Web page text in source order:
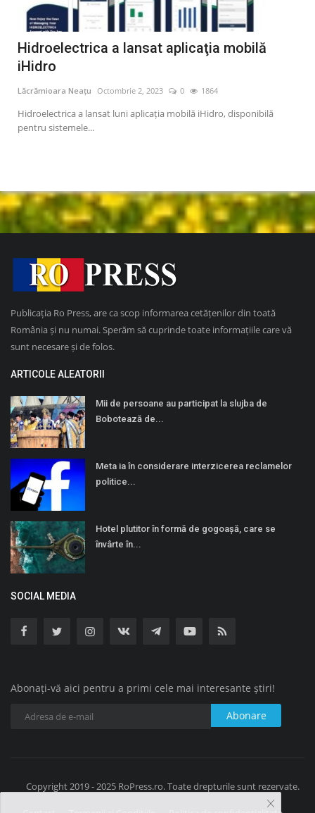
Hidroelectrica a lansat aplicaţia mobilă
iHidro
Lăcrămioara Neațu Octombrie 2, 2023 0 1864
Hidroelectrica a lansat luni aplicaţia mobilă iHidro, disponibilă
pentru sistemele...
Publicația Ro Press, are ca scop informarea cetățenilor din toată
România și nu numai. Sperăm să cuprinde toate informațiile care vă
sunt necesare și de folos.
ARTICOLE ALEATORII
Mii de persoane au participat la slujba de
Bobotează de...
Meta ia în considerare interzicerea reclamelor
politice...
Hotel plutitor în formă de gogoaşă, care se
învârte în...
SOCIAL MEDIA
Abonați-vă aici pentru a primi cele mai interesante știri!
Abonare
Copyright 2019 - 2025 RoPress.ro. Toate drepturile sunt rezervate.